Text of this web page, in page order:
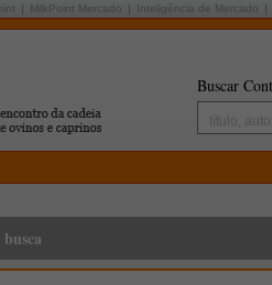
MilkPoint Mercado Inteligência de Mercado
Buscar